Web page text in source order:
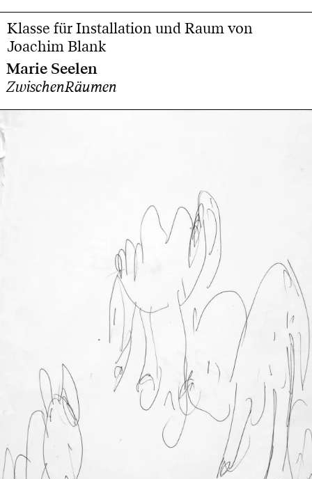
Klasse für Installation und Raum von
Joachim Blank
Marie Seelen
ZwischenRäumen